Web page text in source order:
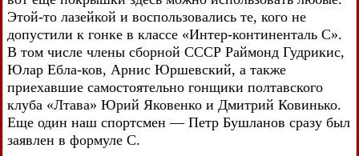
Этой-то лазейкой и воспользовались те, кого не
допустили к гонке в классе «Интер-континенталь С».
В том числе члены сборной СССР Раймонд Гудрикис,
Юлар Ебла-ков, Арнис Юршевский, а также
приехавшие самостоятельно гонщики полтавского
клуба «Лтава» Юрий Яковенко и Дмитрий Ковинько.
Еще один наш спортсмен — Петр Бушланов сразу был
заявлен в формуле С.